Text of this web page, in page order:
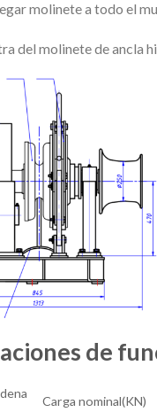
molinete a todo el
del molinete de ancla
de
Carga nominal(KN)